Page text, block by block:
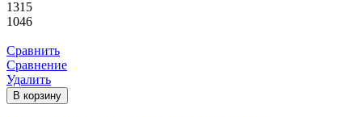
1315
1046
Сравнить
Сравнение
Удалить
В корзину